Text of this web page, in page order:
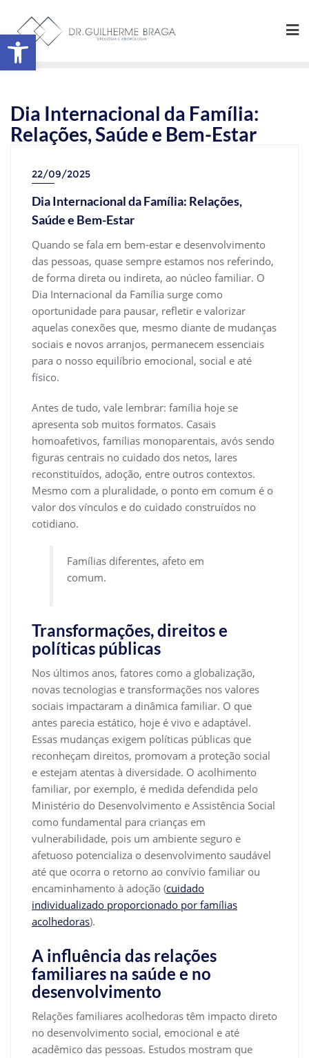
Abrir a barra de ferramentas
Dia Internacional da Família:
Relações, Saúde e Bem-Estar
22/09/2025
Dia Internacional da Família: Relações,
Saúde e Bem-Estar
Quando se fala em bem-estar e desenvolvimento
das pessoas, quase sempre estamos nos referindo,
de forma direta ou indireta, ao núcleo familiar. O
Dia Internacional da Família surge como
oportunidade para pausar, refletir e valorizar
aquelas conexões que, mesmo diante de mudanças
sociais e novos arranjos, permanecem essenciais
para o nosso equilíbrio emocional, social e até
físico.
Antes de tudo, vale lembrar: família hoje se
apresenta sob muitos formatos. Casais
homoafetivos, famílias monoparentais, avós sendo
figuras centrais no cuidado dos netos, lares
reconstituídos, adoção, entre outros contextos.
Mesmo com a pluralidade, o ponto em comum é o
valor dos vínculos e do cuidado construídos no
cotidiano.
Famílias diferentes, afeto em
comum.
Transformações, direitos e
políticas públicas
Nos últimos anos, fatores como a globalização,
novas tecnologias e transformações nos valores
sociais impactaram a dinâmica familiar. O que
antes parecia estático, hoje é vivo e adaptável.
Essas mudanças exigem políticas públicas que
reconheçam direitos, promovam a proteção social
e estejam atentas à diversidade. O acolhimento
familiar, por exemplo, é medida defendida pelo
Ministério do Desenvolvimento e Assistência Social
como fundamental para crianças em
vulnerabilidade, pois um ambiente seguro e
afetuoso potencializa o desenvolvimento saudável
até que ocorra o retorno ao convívio familiar ou
encaminhamento à adoção (cuidado
individualizado proporcionado por famílias
acolhedoras).
A influência das relações
familiares na saúde e no
desenvolvimento
Relações familiares acolhedoras têm impacto direto
no desenvolvimento social, emocional e até
acadêmico das pessoas. Estudos mostram que